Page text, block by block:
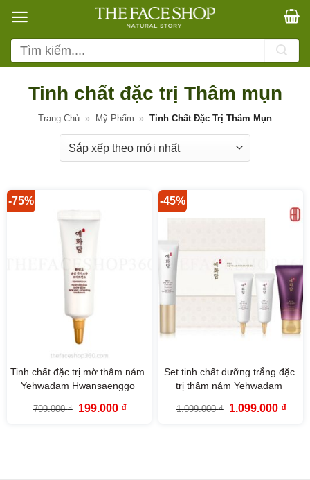
qua
nội
dung
Tìm
kiếm:
Tinh chất đặc trị Thâm mụn
Trang Chủ » Mỹ Phẩm » Tinh Chất Đặc Trị Thâm Mụn
-75%
Tinh chất đặc trị mờ thâm nám
Yehwadam Hwansaenggo
Correcting Treatment The
799.000₫
Giá
199.000 ₫Giá
-45%
Set tinh chất dưỡng trắng đặc
trị thâm nám Yehwadam
Dark Spot Correcting
1.999.000₫
Giá
1.099.000 ₫Giá